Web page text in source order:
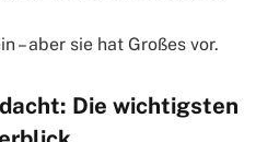
– aber sie hat Großes vor.
Die wichtigsten